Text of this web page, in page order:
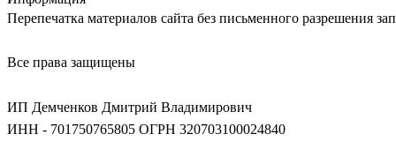
Перепечатка материалов сайта без письменного разрешения
Все права защищены
ИП Демченков Дмитрий Владимирович
ИНН - 701750765805 ОГРН 320703100024840